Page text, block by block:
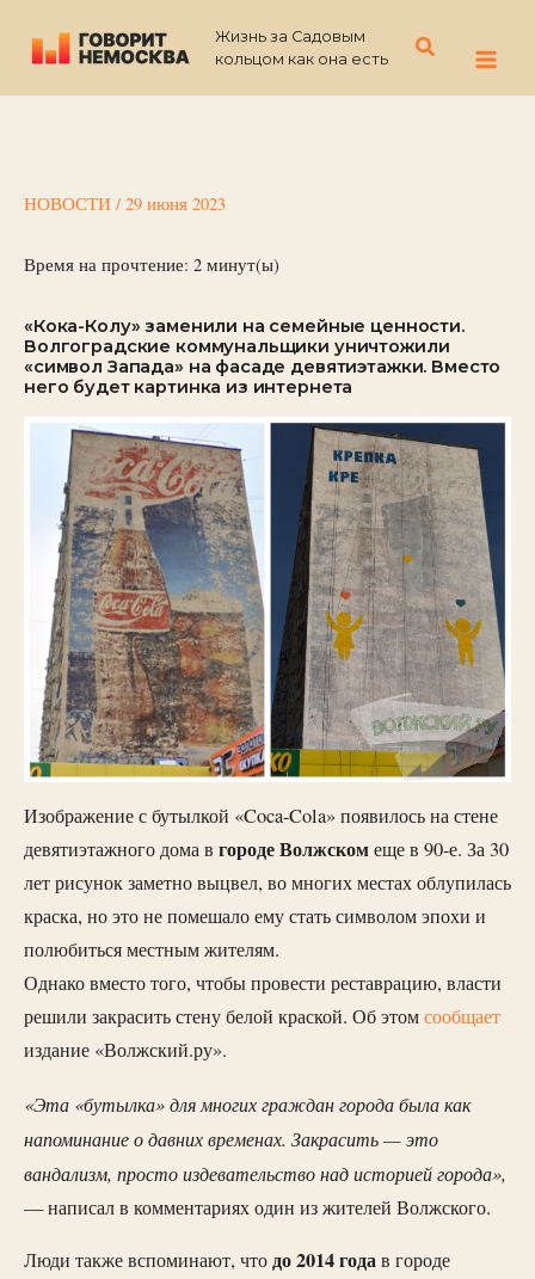
содержимому
Жизнь за Садовым
кольцом как она есть
Поиск
НОВОСТИ / 29 июня 2023
Время на прочтение: 2 минут(ы)
«Кока-Колу» заменили на семейные ценности.
Волгоградские коммунальщики уничтожили
«символ Запада» на фасаде девятиэтажки. Вместо
него будет картинка из интернета
Изображение с бутылкой «Coca-Cola» появилось на стене
девятиэтажного дома в городе Волжскомеще в 90-е. За 30
лет рисунок заметно выцвел, во многих местах облупилась
краска, но это не помешало ему стать символом эпохи и
полюбиться местным жителям.
Однако вместо того, чтобы провести реставрацию, власти
решили закрасить стену белой краской. Об этомсообщает
издание «Волжский.ру».
«Эта «бутылка» для многих граждан города была как
напоминание о давних временах. Закрасить — это
вандализм, просто издевательство над историей города»,
— написал в комментариях один из жителей Волжского.
Люди также вспоминают, чтодо 2014годав городе